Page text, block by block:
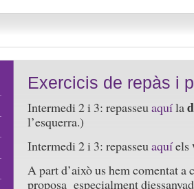
Exercicis de repàs i
Intermedi 2 i 3: repasseuaquíla
l’esquerra.)
Intermedi 2 i 3: repasseuaquíels
A part d’això us hem comentat a
proposa especialment